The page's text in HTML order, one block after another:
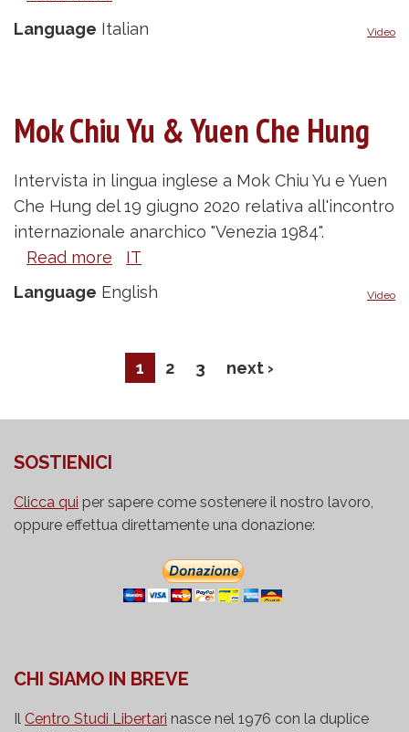
Salvo
Video
Language Italian
Mok Chiu Yu & Yuen Che Hung
Intervista in lingua inglese a Mok Chiu Yu e Yuen
Che Hung del 19 giugno 2020 relativa all'incontro
internazionale anarchico "Venezia 1984".
Read more about
Mok
Yuen
IT
Video
Language English
1 2 3 next ›
SOSTIENICI
Clicca qui per sapere come sostenere il nostro lavoro,
oppure effettua direttamente una donazione:
CHI SIAMO IN BREVE
Il Centro Studi Libertari nasce nel 1976 con la duplice